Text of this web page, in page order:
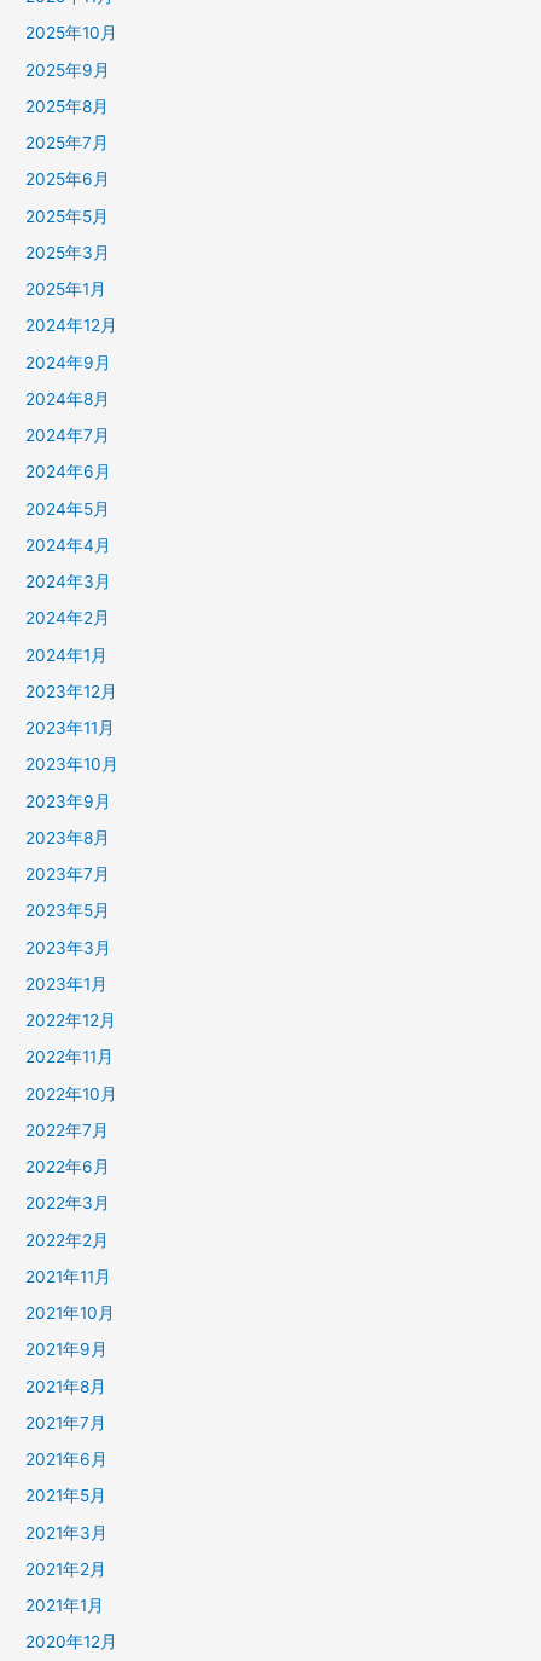
2025年10月
2025年9月
2025年8月
2025年7月
2025年6月
2025年5月
2025年3月
2025年1月
2024年12月
2024年9月
2024年8月
2024年7月
2024年6月
2024年5月
2024年4月
2024年3月
2024年2月
2024年1月
2023年12月
2023年11月
2023年10月
2023年9月
2023年8月
2023年7月
2023年5月
2023年3月
2023年1月
2022年12月
2022年11月
2022年10月
2022年7月
2022年6月
2022年3月
2022年2月
2021年11月
2021年10月
2021年9月
2021年8月
2021年7月
2021年6月
2021年5月
2021年3月
2021年2月
2021年1月
2020年12月